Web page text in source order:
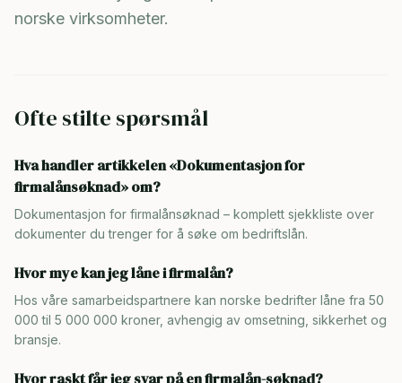
norske virksomheter.
Ofte stilte spørsmål
Hva handler artikkelen «Dokumentasjon for
firmalånsøknad» om?
Dokumentasjon for firmalånsøknad – komplett sjekkliste over
dokumenter du trenger for å søke om bedriftslån.
Hvor mye kan jeg låne i firmalån?
Hos våre samarbeidspartnere kan norske bedrifter låne fra 50
000 til 5 000 000 kroner, avhengig av omsetning, sikkerhet og
bransje.
Hvor raskt får jeg svar på en firmalån-søknad?